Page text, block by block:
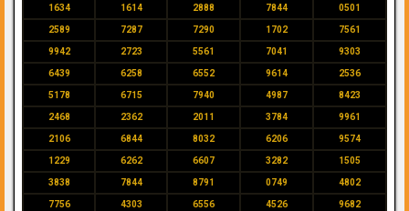
1634 1614 2888 7844 0501
2589 7287 7290 1702 7561
9942 2723 5561 7041 9303
6439 6258 6552 9614 2536
5178 6715 7940 4987 8423
2468 2362 2011 3784 9961
2106 6844 8032 6206 9574
1229 6262 6607 3282 1505
3838 7844 8791 0749 4802
7756 4303 6556 4526 9682